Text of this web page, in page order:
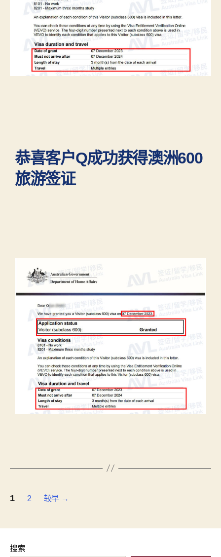
恭喜客户Q成功获得澳洲600
旅游签证
1 2 较早 →
搜索